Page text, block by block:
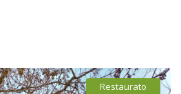
Restaurato